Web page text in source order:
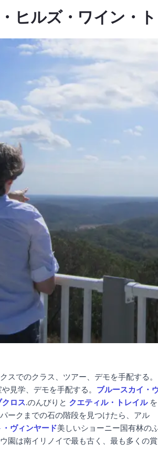
ヒルズ・ワイン・
スでのクラス、ツアー、デモを手配する。
見学、デモを手配する。 ブルースカイ・
ロス.のんびりと クエティル・トレイル を
ークまでの石の階段を見つけたら、アル
・ヴィンヤード美しいショーニー国有林の
園は南イリノイで最も古く、最も多くの賞